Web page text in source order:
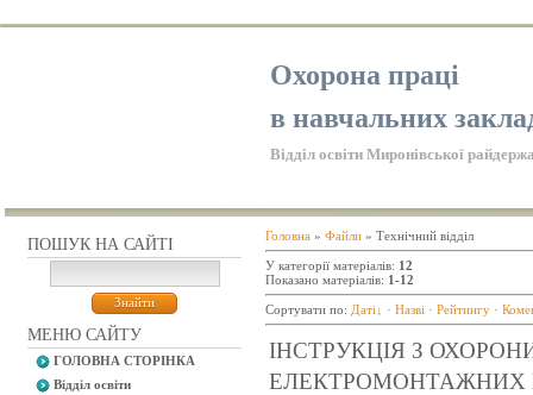
Охорона праці
в навчальних
Відділ освіти Миронівської
ПОШУК НА САЙТІ
МЕНЮ САЙТУ
ГОЛОВНА СТОРІНКА
Відділ освіти
Головна » Файли » Технічний відділ
У категорії матеріалів: 12
Показано матеріалів: 1-12
Сортувати по: Даті · Назві · Рейтингу ·
ІНСТРУКЦІЯ З
ЕЛЕКТРОМОНТАЖНИХ